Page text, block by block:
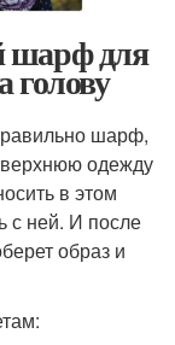
шарф для
голову
шарф,
одежду
в этом
с ней. И после
образ и